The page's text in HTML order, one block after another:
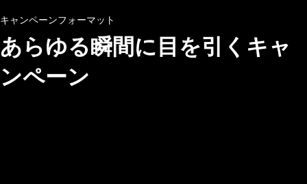
キャンペーンフォーマット
あらゆる瞬間に目を引くキャ
ンペーン